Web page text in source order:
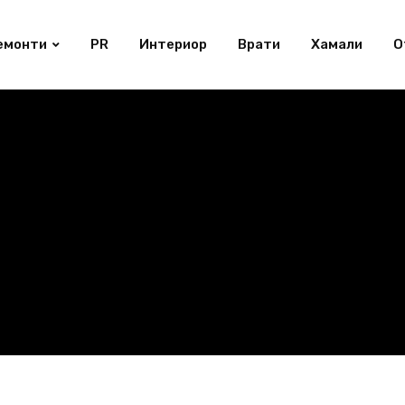
PR Интериор Врати Хамали